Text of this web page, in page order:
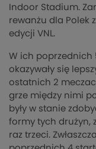
Indoor Stadium.
rewanżu dla Polek
edycji VNL.
W ich poprzednich
okazywały się
ostatnich 2
grze między nimi
były w stanie
formy tych drużyn,
raz trzeci.